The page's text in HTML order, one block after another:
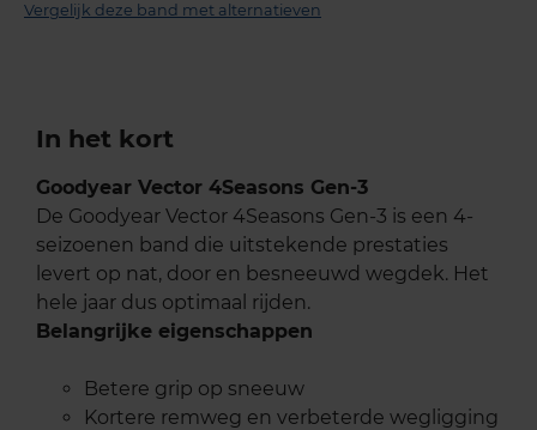
Vergelijk deze band met alternatieven
In het kort
Goodyear Vector 4Seasons Gen-3
De Goodyear Vector 4Seasons Gen-3 is een 4-
seizoenen band die uitstekende prestaties
levert op nat, door en besneeuwd wegdek. Het
hele jaar dus optimaal rijden.
Belangrijke eigenschappen
Betere grip op sneeuw
Kortere remweg en verbeterde wegligging